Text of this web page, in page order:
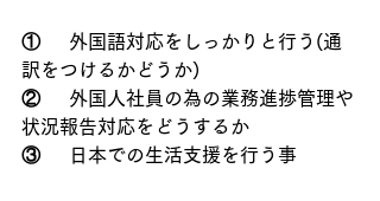
①	外国語対応をしっかりと行う(通
訳をつけるかどうか)
②	外国人社員の為の業務進捗管理や
状況報告対応をどうするか
③	日本での生活支援を行う事